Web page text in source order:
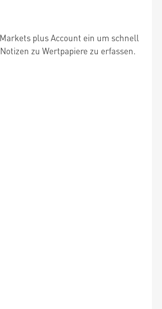
plus Account ein um schnell
zu Wertpapiere zu erfassen.